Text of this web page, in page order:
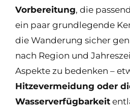
Vorbereitung, die
ein paar grundlegende
die Wanderung sicher
nach Region und
Aspekte zu bedenken –
Hitzevermeidung oder
Wasserverfügbarkeit